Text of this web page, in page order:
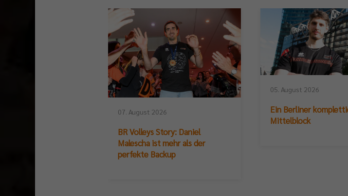
07. August 2026
BR Volleys Story: Daniel
Malescha ist mehr als der
perfekte Backup
05. August 2026
Ein Berliner
Mittelblock